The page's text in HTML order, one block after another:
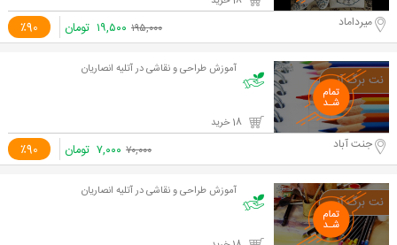
٪90 میرداماد ۱۹۵,۰۰۰ ۱۹,۵۰۰ تومان
آموزش طراحی و نقاشی در آتلیه انصاریان
٪90 جنت آباد ۷۰,۰۰۰ ۷,۰۰۰ تومان
آموزش طراحی و نقاشی در آتلیه انصاریان